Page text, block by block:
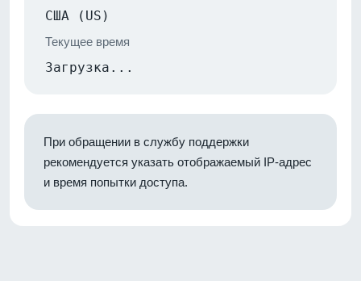
США (US)
Текущее время
Загрузка...
При обращении в службу поддержки
рекомендуется указать отображаемый IP-адрес
и время попытки доступа.